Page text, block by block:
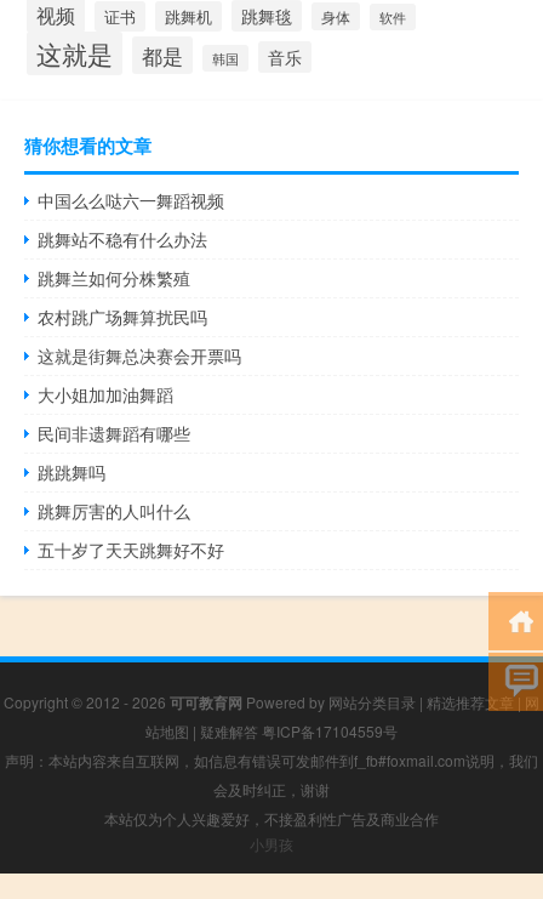
视频 证书 跳舞机 跳舞毯 身体 软件
这就是 都是 韩国 音乐
猜你想看的文章
中国么么哒六一舞蹈视频
跳舞站不稳有什么办法
跳舞兰如何分株繁殖
农村跳广场舞算扰民吗
这就是街舞总决赛会开票吗
大小姐加加油舞蹈
民间非遗舞蹈有哪些
跳跳舞吗
跳舞厉害的人叫什么
五十岁了天天跳舞好不好
Copyright © 2012 - 2026 可可教育网 Powered by 网站分类目录 | 精选推荐文章| 网
站地图 | 疑难解答 粤ICP备17104559号
声明：本站内容来自互联网，如信息有错误可发邮件到f_fb#foxmail.com说明，我们
会及时纠正，谢谢
本站仅为个人兴趣爱好，不接盈利性广告及商业合作
小男孩